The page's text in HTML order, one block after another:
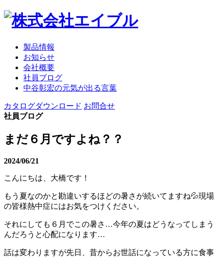
製品情報
お知らせ
会社概要
社員ブログ
中谷彰宏の元気が出る言葉
カタログダウンロード お問合せ
社員ブログ
まだ６月ですよね？？
2024/06/21
こんにちは、大橋です！
もう夏なのかと勘違いするほどの暑さが続いてますね💦現場
の皆様熱中症にはお気をつけください。
それにしても６月でこの暑さ…今年の夏はどうなってしまう
んだろうと心配になります…
話は変わりますが先日、昔からお世話になっている方に食事